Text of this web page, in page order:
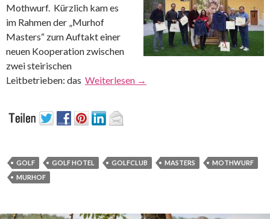
Mothwurf. Kürzlich kam es
im Rahmen der „Murhof
Masters“ zum Auftakt einer
neuen Kooperation zwischen
zwei steirischen
Leitbetrieben: das Weiterlesen →
GOLF GOLF HOTEL GOLFCLUB MASTERS
MOTHWURF
MURHOF